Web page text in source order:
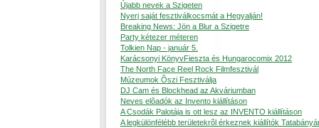
Újabb nevek a Szigeten
Nyerj saját fesztiválkocsmát a Hegyalján!
Breaking News: Jön a Blur a Szigetre
Party kétezer méteren
Tolkien Nap - január 5.
Karácsonyi KönyvFieszta és Hungarocomix 2012
The North Face Reel Rock Filmfesztivál
Múzeumok Õszi Fesztiválja
DJ Cam és Blockhead az Akváriumban
Neves elõadók az Invento kiállításon
A Csodák Palotája is ott lesz az INVENTO kiállításon
A legkülönfélébb területekrõl érkeznek kiállítók